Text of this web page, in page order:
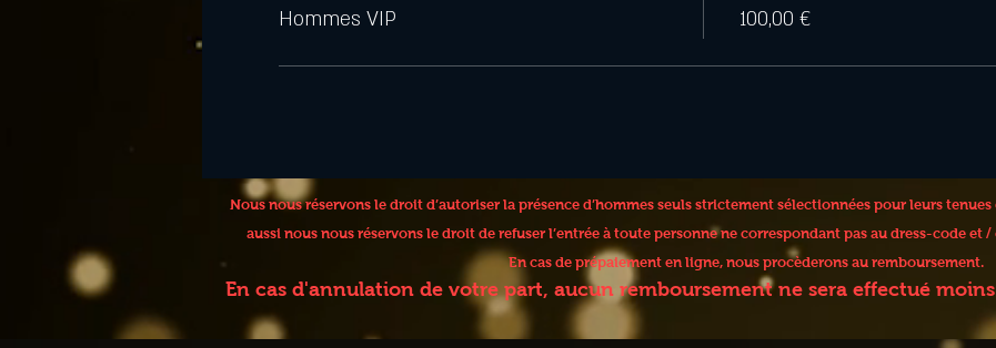
Hommes VIP 100,00 €
Nous nous réservons le droit d’autoriser la présence d’hommes seuls strictement sélectionnées pour leurs
aussi nous nous réservons le droit de refuser l’entrée à toute personne ne correspondant pas au dress-code
En cas de prépaiement en ligne, nous procèderons au remboursement.
En cas d'annulation de votre part, aucun remboursement ne sera effectué